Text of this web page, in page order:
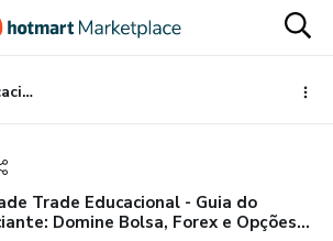
Tríade Trade Educacional - Guia do Iniciante: Domine Bolsa, Forex e Opções Binárias
Trade Educacional - Guia do
Domine Bolsa, Forex e Opções